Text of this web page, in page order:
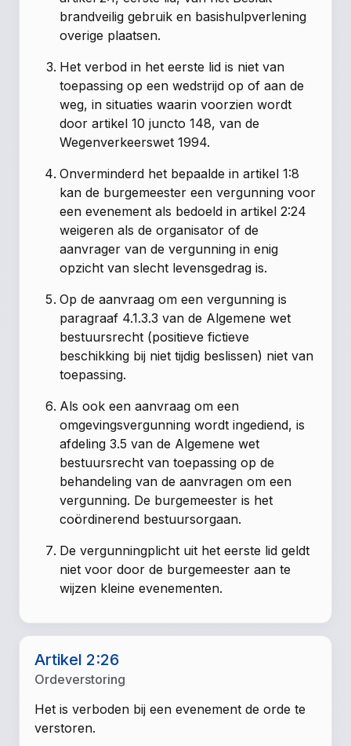
brandveilig gebruik en basishulpverlening
overige plaatsen.
Het verbod in het eerste lid is niet van
toepassing op een wedstrijd op of aan de
weg, in situaties waarin voorzien wordt
door artikel 10 juncto 148, van de
Wegenverkeerswet 1994.
Onverminderd het bepaalde in artikel 1:8
kan de burgemeester een vergunning voor
een evenement als bedoeld in artikel 2:24
weigeren als de organisator of de
aanvrager van de vergunning in enig
opzicht van slecht levensgedrag is.
Op de aanvraag om een vergunning is
paragraaf 4.1.3.3 van de Algemene wet
bestuursrecht (positieve fictieve
beschikking bij niet tijdig beslissen) niet van
toepassing.
Als ook een aanvraag om een
omgevingsvergunning wordt ingediend, is
afdeling 3.5 van de Algemene wet
bestuursrecht van toepassing op de
behandeling van de aanvragen om een
vergunning. De burgemeester is het
coördinerend bestuursorgaan.
De vergunningplicht uit het eerste lid geldt
niet voor door de burgemeester aan te
wijzen kleine evenementen.
Artikel 2:26
Ordeverstoring
Het is verboden bij een evenement de orde te
verstoren.